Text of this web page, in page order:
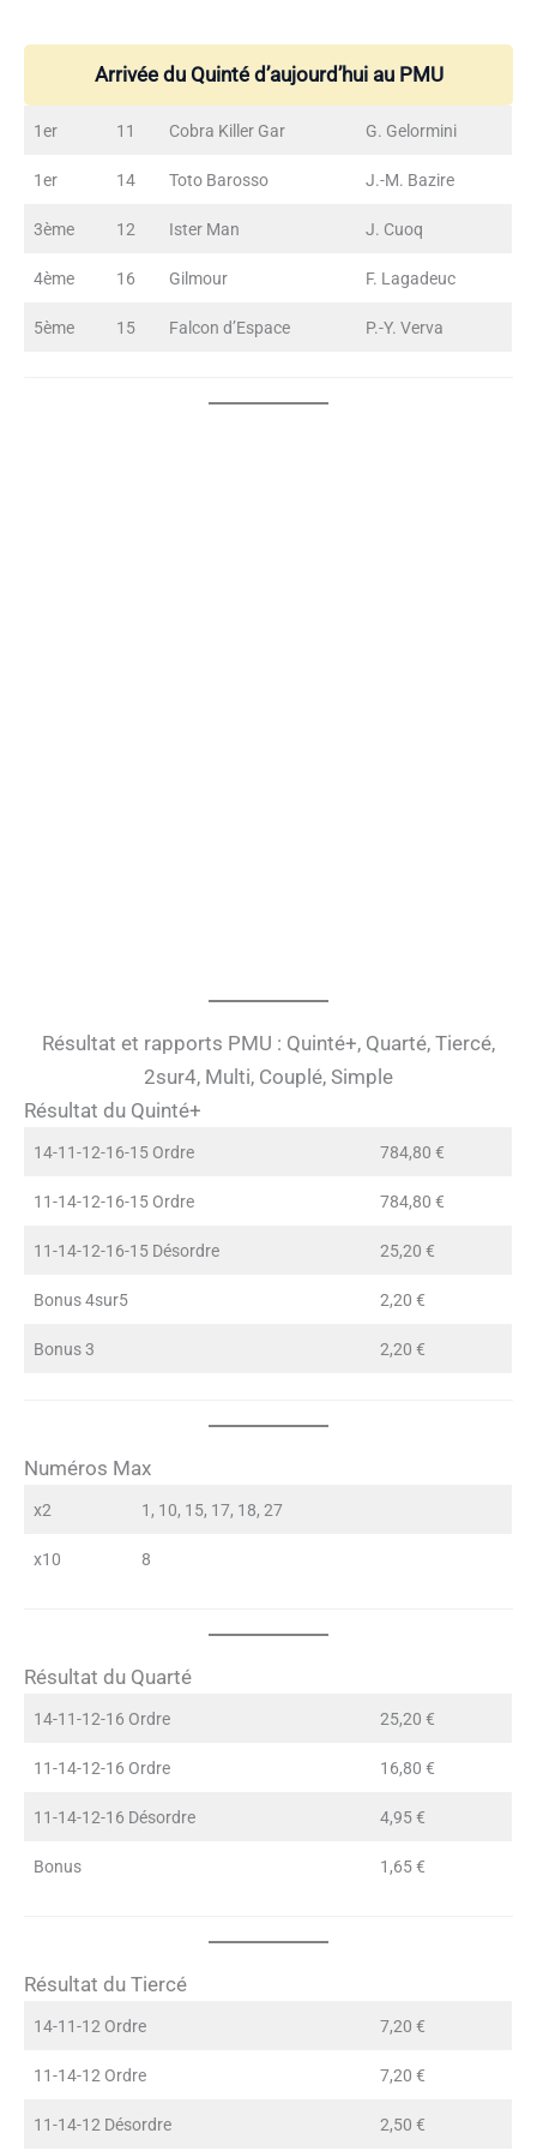
Arrivée du Quinté d’aujourd’hui au PMU
1er 11 Cobra Killer Gar G. Gelormini
1er 14 Toto Barosso J.-M. Bazire
3ème 12 Ister Man J. Cuoq
4ème 16 Gilmour F. Lagadeuc
5ème 15 Falcon d’Espace P.-Y. Verva
Résultat et rapports PMU : Quinté+, Quarté, Tiercé,
2sur4, Multi, Couplé, Simple
Résultat du Quinté+
14-11-12-16-15 Ordre 784,80 €
11-14-12-16-15 Ordre 784,80 €
11-14-12-16-15 Désordre 25,20 €
Bonus 4sur5 2,20 €
Bonus 3 2,20 €
Numéros Max
x2 1, 10, 15, 17, 18, 27
x10 8
Résultat du Quarté
14-11-12-16 Ordre 25,20 €
11-14-12-16 Ordre 16,80 €
11-14-12-16 Désordre 4,95 €
Bonus 1,65 €
Résultat du Tiercé
14-11-12 Ordre 7,20 €
11-14-12 Ordre 7,20 €
11-14-12 Désordre 2,50 €